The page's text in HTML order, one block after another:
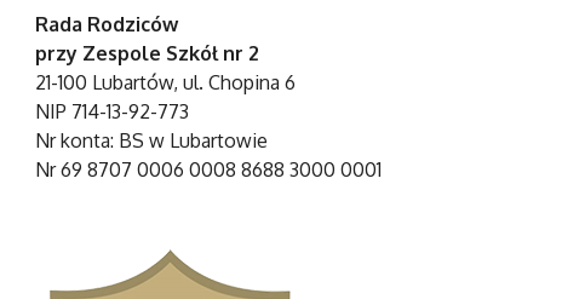
Rada Rodziców
przy Zespole Szkół nr 2
21-100 Lubartów, ul. Chopina 6
NIP 714-13-92-773
Nr konta: BS w Lubartowie
Nr 69 8707 0006 0008 8688 3000 0001